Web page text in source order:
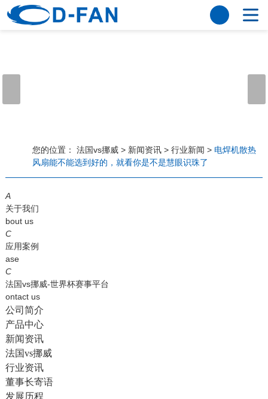
法国vs挪威
应用案例
工程案例
解决方案
新闻资讯
法国vs挪威
行业资讯
常见问题
法国vs挪威-世界杯赛事平台
您的位置： 法国vs挪威> 新闻资讯> 行业新闻 > 电焊机散热
风扇能不能选到好的，就看你是不是慧眼识珠了
A
关于我们
bout us
C
应用案例
ase
C
法国vs挪威-世界杯赛事平台
ontact us
公司简介
产品中心
新闻资讯
法国vs挪威
行业资讯
董事长寄语
发展历程